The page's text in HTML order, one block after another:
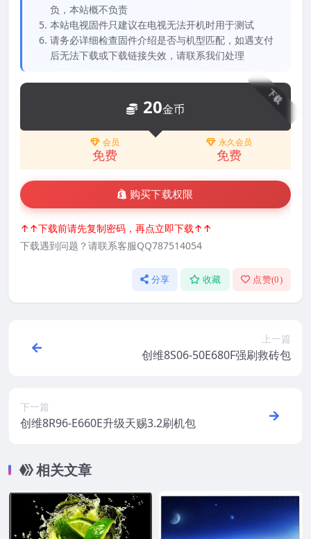
负，本站概不负责
本站电视固件只建议在电视无法开机时用于测试
请务必详细检查固件介绍是否与机型匹配，如遇支付
后无法下载或下载链接失效，请联系我们处理
下载
20金币
会员
免费
永久会员
免费
购买下载权限
↑↑下载前请先复制密码，再点立即下载↑↑
下载遇到问题？请联系客服QQ787514054
分享 收藏 点赞(0)
上一篇
创维8S06-50E680F强刷救砖包
下一篇
创维8R96-E660E升级天赐3.2刷机包
相关文章